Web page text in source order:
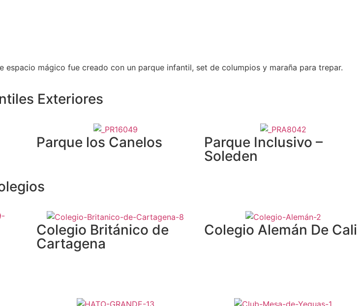
mágico fue creado con un parque infantil, set de columpios y maraña para trepar.
Exteriores
Parque los Canelos
Parque Inclusivo –
Soleden
Colegio Británico de
Cartagena
Colegio Alemán De Cali